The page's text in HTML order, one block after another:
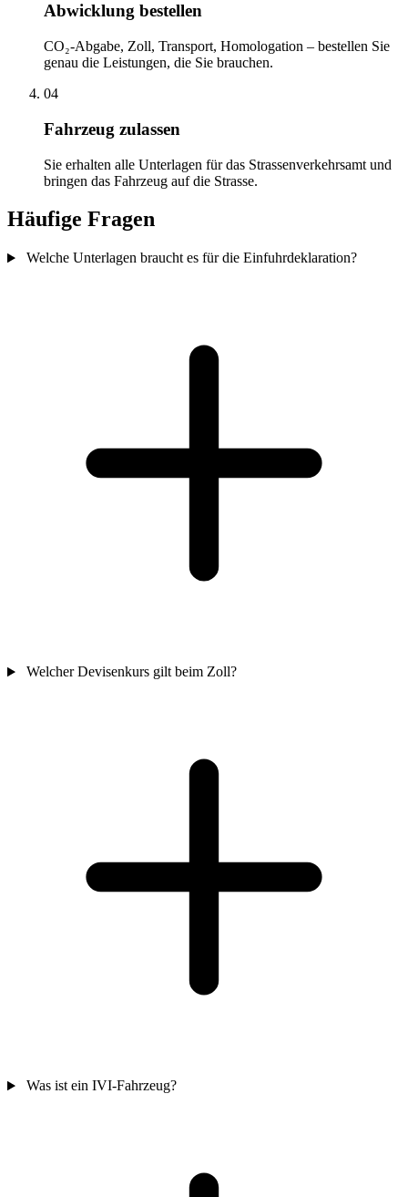
Abwicklung bestellen
CO₂-Abgabe, Zoll, Transport, Homologation – bestellen Sie
genau die Leistungen, die Sie brauchen.
04
Fahrzeug zulassen
Sie erhalten alle Unterlagen für das Strassenverkehrsamt und
bringen das Fahrzeug auf die Strasse.
Häufige Fragen
Welche Unterlagen braucht es für die Einfuhrdeklaration?
Welcher Devisenkurs gilt beim Zoll?
Was ist ein IVI-Fahrzeug?